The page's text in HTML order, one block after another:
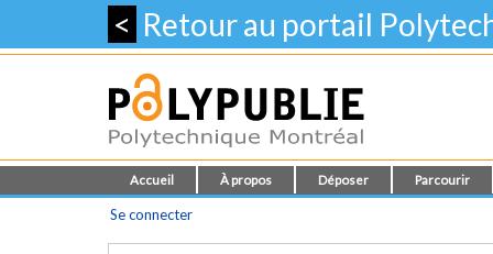
< Retour au portail
Accueil À propos Déposer Parcourir
Se connecter